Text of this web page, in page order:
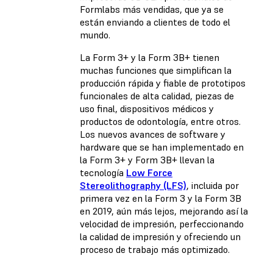
Formlabs más vendidas, que ya se
están enviando a clientes de todo el
mundo.
La Form 3+ y la Form 3B+ tienen
muchas funciones que simplifican la
producción rápida y fiable de prototipos
funcionales de alta calidad, piezas de
uso final, dispositivos médicos y
productos de odontología, entre otros.
Los nuevos avances de software y
hardware que se han implementado en
la Form 3+ y Form 3B+ llevan la
tecnología Low Force
Stereolithography (LFS), incluida por
primera vez en la Form 3 y la Form 3B
en 2019, aún más lejos, mejorando así la
velocidad de impresión, perfeccionando
la calidad de impresión y ofreciendo un
proceso de trabajo más optimizado.